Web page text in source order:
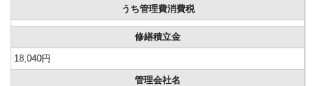
うち管理費消費税
修繕積立金
18,040円
管理会社名